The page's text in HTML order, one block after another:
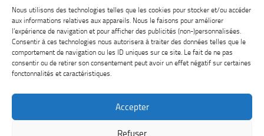
Nous utilisons des technologies telles que les cookies pour stocker et/ou accéder
aux informations relatives aux appareils. Nous le faisons pour améliorer
l’expérience de navigation et pour afficher des publicités (non-)personnalisées.
Consentir à ces technologies nous autorisera à traiter des données telles que le
comportement de navigation ou les ID uniques sur ce site. Le fait de ne pas
consentir ou de retirer son consentement peut avoir un effet négatif sur certaines
fonctonnalités et caractéristiques.
Accepter
Refuser